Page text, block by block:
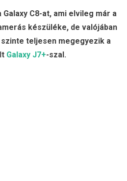
C8-at, ami elvileg már a
készüléke, de valójában
teljesen megegyezik a
Galaxy J7+-szal.